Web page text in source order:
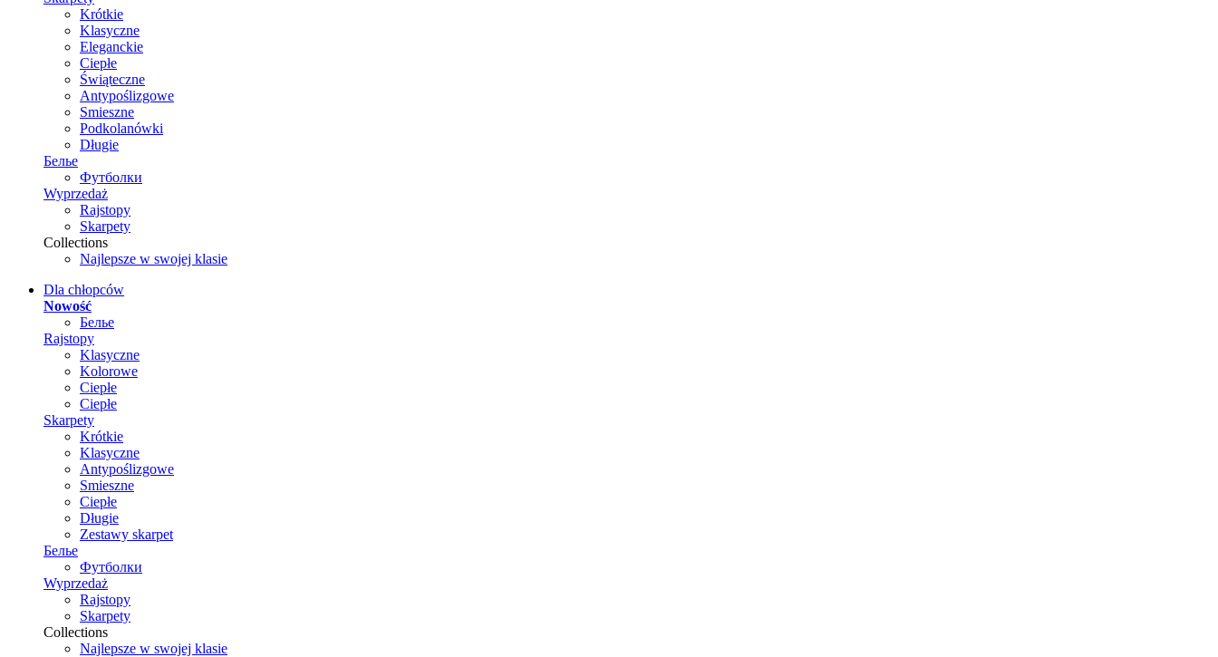
Krótkie
Klasyczne
Eleganckie
Ciepłe
Świąteczne
Antypoślizgowe
Smieszne
Podkolanówki
Długie
Белье
Футболки
Wyprzedaż
Rajstopy
Skarpety
Collections
Najlepsze w swojej klasie
Dla chłopców
Nowość
Белье
Rajstopy
Klasyczne
Kolorowe
Ciepłe
Ciepłe
Skarpety
Krótkie
Klasyczne
Antypoślizgowe
Smieszne
Ciepłe
Długie
Zestawy skarpet
Белье
Футболки
Wyprzedaż
Rajstopy
Skarpety
Collections
Najlepsze w swojej klasie